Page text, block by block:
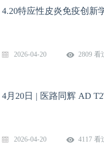
4.20特应性皮炎免疫创新
2026-04-20 2809 看
4月20日 | 医路同辉 AD
2026-04-20 4117 看